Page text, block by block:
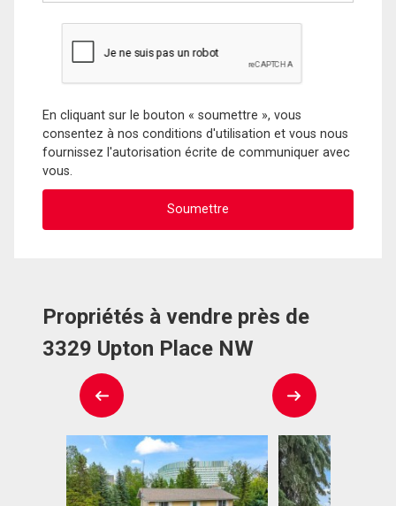
En cliquant sur le bouton « soumettre », vous
consentez à nos conditions d'utilisation et vous nous
fournissez l'autorisation écrite de communiquer avec
vous.
Propriétés à vendre près de
3329 Upton Place NW